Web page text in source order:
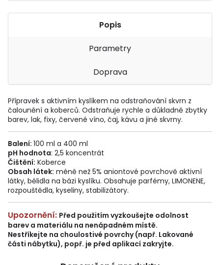
Popis
Parametry
Doprava
Přípravek s aktivním kyslíkem na odstraňování skvrn z
čalounění a koberců. Odstraňuje rychle a důkladně zbytky
barev, lak, fixy, červené víno, čaj, kávu a jiné skvrny.
Balení: 100 ml a 400 ml
pH hodnota: 2,5 koncentrát
Čištění: Koberce
Obsah látek: méně než 5% aniontové povrchově aktivní
látky, bělidla na bázi kyslíku. Obsahuje parfémy, LIMONENE,
rozpouštědla, kyseliny, stabilizátory.
Upozornění: Před použitím vyzkoušejte odolnost
barev a materiálu na nenápadném místě.
Nestříkejte na choulostivé povrchy (např. Lakované
části nábytku), popř. je před aplikací zakryjte.